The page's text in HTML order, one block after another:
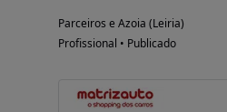
Parceiros e Azoia (Leiria)
Profissional • Publicado